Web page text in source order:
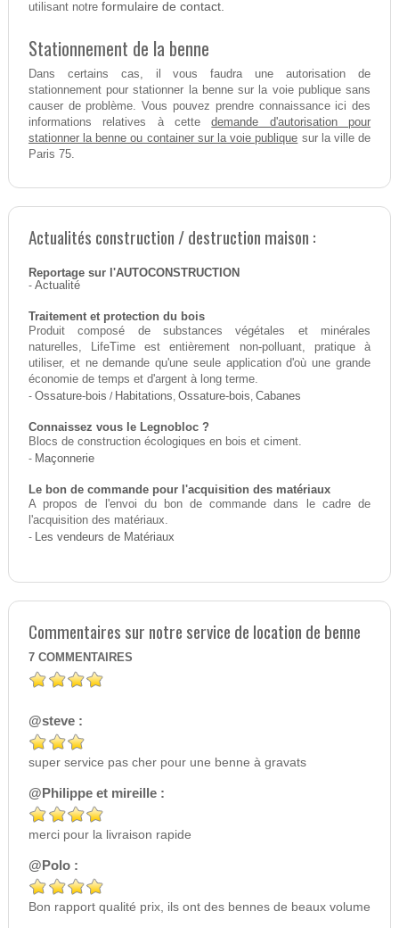
utilisant notre formulaire de contact.
Stationnement de la benne
Dans certains cas, il vous faudra une autorisation de
stationnement pour stationner la benne sur la voie publique sans
causer de problème. Vous pouvez prendre connaissance ici des
informations relatives à cettedemande d'autorisation pour
stationner la benne ou container sur la voie publique sur la ville de
Paris 75.
Actualités construction / destruction maison :
Reportage sur l'AUTOCONSTRUCTION
- Actualité
Traitement et protection du bois
Produit composé de substances végétales et minérales
naturelles, LifeTime est entièrement non-polluant, pratique à
utiliser, et ne demande qu'une seule application d'où une grande
économie de temps et d'argent à long terme.
- Ossature-bois / Habitations, Ossature-bois, Cabanes
Connaissez vous le Legnobloc ?
Blocs de construction écologiques en bois et ciment.
- Maçonnerie
Le bon de commande pour l'acquisition des matériaux
A propos de l'envoi du bon de commande dans le cadre de
l'acquisition des matériaux.
- Les vendeurs de Matériaux
Commentaires sur notre service de location de benne
7 COMMENTAIRES
@steve :
super service pas cher pour une benne à gravats
@Philippe et mireille :
merci pour la livraison rapide
@Polo :
Bon rapport qualité prix, ils ont des bennes de beaux volume